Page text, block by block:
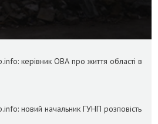
керівник ОВА про життя області в
новий начальник ГУНП розповість